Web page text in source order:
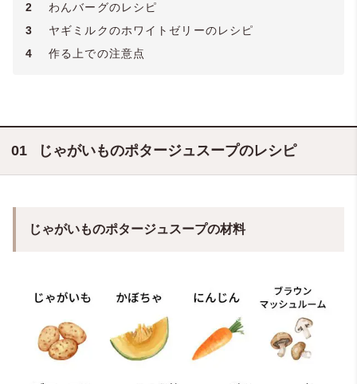
2
わんバーグのレシピ
3
ヤギミルクのホワイトゼリーのレシピ
4
作る上での注意点
じゃがいものポタージュスープのレシピ
じゃがいものポタージュスープの材料